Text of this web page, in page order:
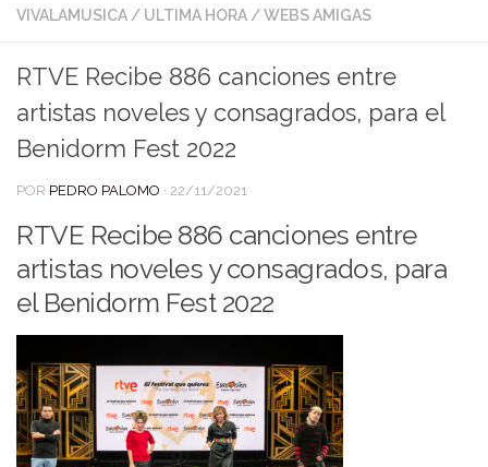
VIVALAMUSICA/ ULTIMA HORA/WEBS AMIGAS
RTVE Recibe 886 canciones entre
artistas noveles y consagrados, para el
Benidorm Fest 2022
POR PEDRO PALOMO · 22/11/2021
RTVE Recibe 886 canciones entre
artistas noveles y consagrados, para
el Benidorm Fest 2022